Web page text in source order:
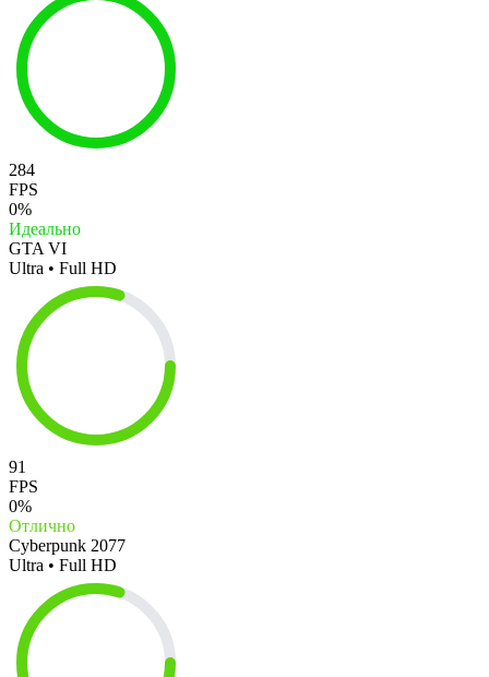
284
FPS
0%
Идеально
GTA VI
Ultra • Full HD
91
FPS
0%
Отлично
Cyberpunk 2077
Ultra • Full HD